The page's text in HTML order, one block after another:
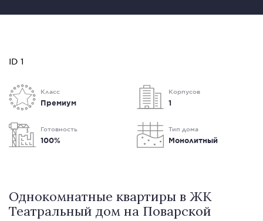
ID 1
Класс
Премиум
Корпусов
1
Готовность
100%
Тип дома
Монолитный
Однокомнатные квартиры в ЖК
Театральный дом на Поварской